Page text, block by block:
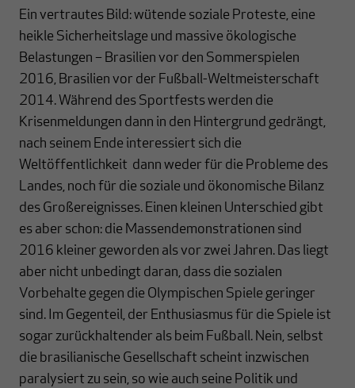
Ein vertrautes Bild: wütende soziale Proteste, eine
heikle Sicherheitslage und massive ökologische
Belastungen – Brasilien vor den Sommerspielen
2016, Brasilien vor der Fußball-Weltmeisterschaft
2014. Während des Sportfests werden die
Krisenmeldungen dann in den Hintergrund gedrängt,
nach seinem Ende interessiert sich die
Weltöffentlichkeit dann weder für die Probleme des
Landes, noch für die soziale und ökonomische Bilanz
des Großereignisses. Einen kleinen Unterschied gibt
es aber schon: die Massendemonstrationen sind
2016 kleiner geworden als vor zwei Jahren. Das liegt
aber nicht unbedingt daran, dass die sozialen
Vorbehalte gegen die Olympischen Spiele geringer
sind. Im Gegenteil, der Enthusiasmus für die Spiele ist
sogar zurückhaltender als beim Fußball. Nein, selbst
die brasilianische Gesellschaft scheint inzwischen
paralysiert zu sein, so wie auch seine Politik und